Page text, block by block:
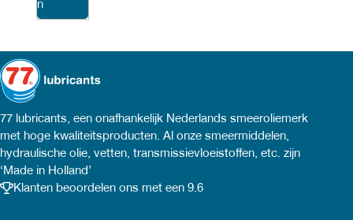
n
variaties.
Deze
optie
kan
kan
77 lubricants, een onafhankelijk Nederlands smeeroliemerk
met hoge kwaliteitsproducten. Al onze smeermiddelen,
hydraulische olie, vetten, transmissievloeistoffen, etc. zijn
‘Made in Holland’
Klanten beoordelen ons met een 9.6